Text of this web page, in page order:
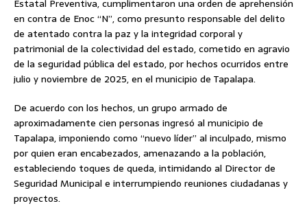
Estatal Preventiva, cumplimentaron una orden de aprehensión
en contra de Enoc “N”, como presunto responsable del delito
de atentado contra la paz y la integridad corporal y
patrimonial de la colectividad del estado, cometido en agravio
de la seguridad pública del estado, por hechos ocurridos entre
julio y noviembre de 2025, en el municipio de Tapalapa.
De acuerdo con los hechos, un grupo armado de
aproximadamente cien personas ingresó al municipio de
Tapalapa, imponiendo como “nuevo líder” al inculpado, mismo
por quien eran encabezados, amenazando a la población,
estableciendo toques de queda, intimidando al Director de
Seguridad Municipal e interrumpiendo reuniones ciudadanas y
proyectos.